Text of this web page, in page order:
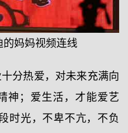
妈妈视频连线
分热爱，对未来充满向
神；爱生活，才能爱艺
时光，不卑不亢，不负